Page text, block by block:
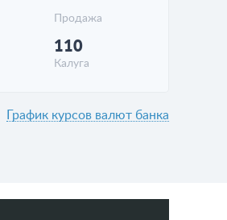
Продажа
110
Калуга
График курсов валют банка